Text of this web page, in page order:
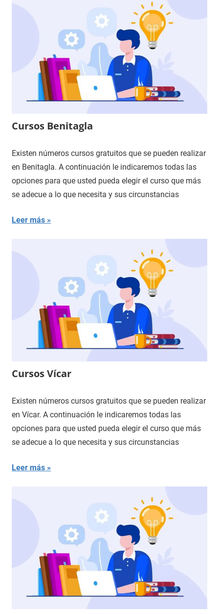
Cursos Benitagla
Existen números cursos gratuitos que se pueden realizar
en Benitagla. A continuación le indicaremos todas las
opciones para que usted pueda elegir el curso que más
se adecue a lo que necesita y sus circunstancias
Leer más
Cursos Vícar
Existen números cursos gratuitos que se pueden realizar
en Vícar. A continuación le indicaremos todas las
opciones para que usted pueda elegir el curso que más
se adecue a lo que necesita y sus circunstancias
Leer más